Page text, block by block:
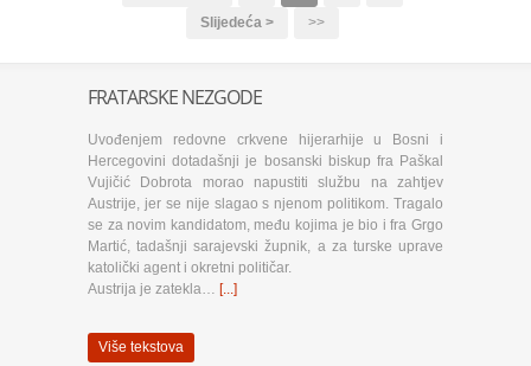
Slijedeća >
>>
FRATARSKE NEZGODE
Uvođenjem redovne crkvene hijerarhije u Bosni i
Hercegovini dotadašnji je bosanski biskup fra Paškal
Vujičić Dobrota morao napustiti službu na zahtjev
Austrije, jer se nije slagao s njenom politikom. Tragalo
se za novim kandidatom, među kojima je bio i fra Grgo
Martić, tadašnji sarajevski župnik, a za turske uprave
katolički agent i okretni političar.
Austrija je zatekla… [...]
Više tekstova